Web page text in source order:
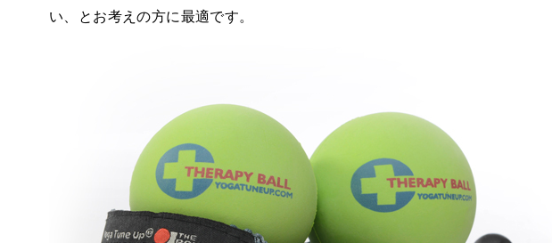
い、とお考えの方に最適です。